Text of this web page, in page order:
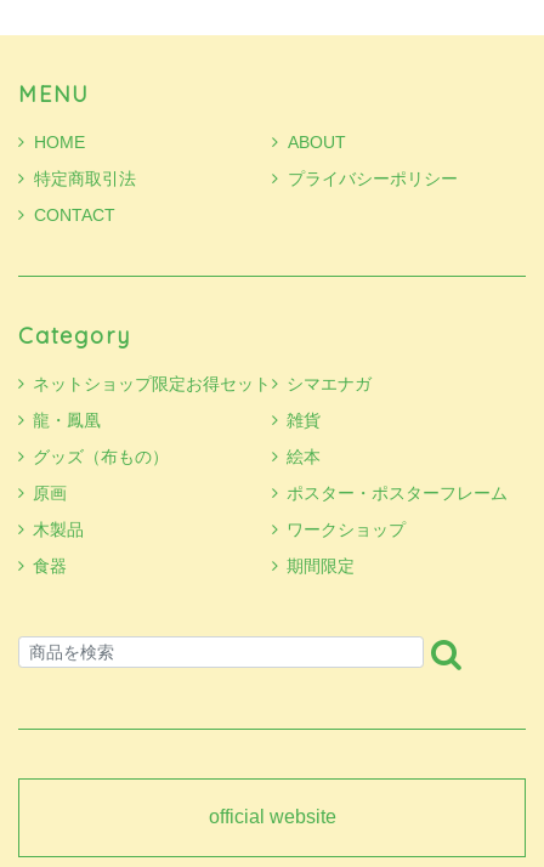
MENU
HOME
ABOUT
特定商取引法
プライバシーポリシー
CONTACT
Category
ネットショップ限定お得セット
シマエナガ
龍・鳳凰
雑貨
グッズ（布もの）
絵本
原画
ポスター・ポスターフレーム
木製品
ワークショップ
食器
期間限定
official website